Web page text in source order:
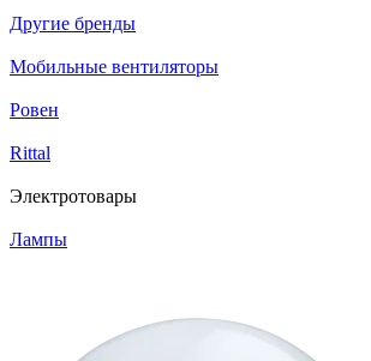
Другие бренды
Мобильные вентиляторы
Ровен
Rittal
Электротовары
Лампы